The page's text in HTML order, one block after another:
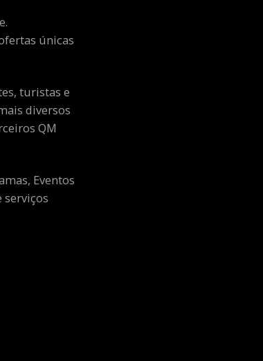
únicas
turistas e
diversos
QM
Eventos
serviços